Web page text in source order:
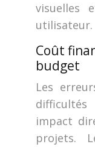
visuelles
utilisateur.
Coût
budget
Les
impact
projets.